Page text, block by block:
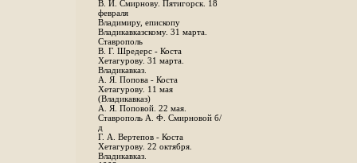
В. И. Смирнову. Пятигорск. 18
февраля
Владимиру, епископу
Владикавказскому. 31 марта.
Ставрополь
В. Г. Шредерс - Коста
Хетагурову. 31 марта.
Владикавказ.
А. Я. Попова - Коста
Хетагурову. 11 мая
(Владикавказ)
А. Я. Поповой. 22 мая.
Ставрополь А. Ф. Смирновой б/
д
Г. А. Вертепов - Коста
Хетагурову. 22 октября.
Владикавказ.